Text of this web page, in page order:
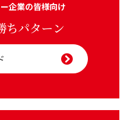
企業の皆様向け
ちパターン